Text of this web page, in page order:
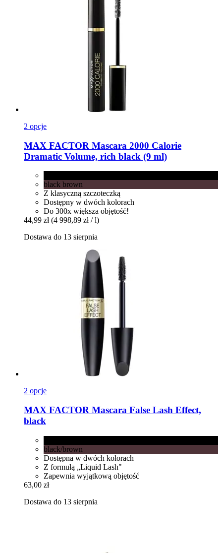
2 opcje
MAX FACTOR Mascara 2000 Calorie
Dramatic Volume, rich black (9 ml)
black brown
Z klasyczną szczoteczką
Dostępny w dwóch kolorach
Do 300x większa objętość!
44,99 zł (4 998,89 zł / l)
Dostawa do 13 sierpnia
2 opcje
MAX FACTOR Mascara False Lash Effect,
black
black/brown
Dostępna w dwóch kolorach
Z formułą „Liquid Lash"
Zapewnia wyjątkową objętość
63,00 zł
Dostawa do 13 sierpnia